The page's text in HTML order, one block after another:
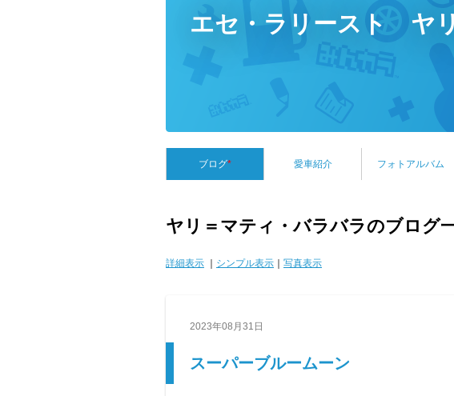
エセ・ラリースト ヤ
ブログ* 愛車紹介 フォトアルバム
ヤリ＝マティ・バラバラのブログ
詳細表示 シンプル表示 写真表示
2023年08月31日
スーパーブルームーン